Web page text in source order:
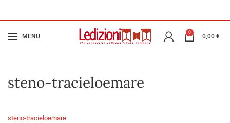
MENU
0
0,00 €
steno-tracieloemare
steno-tracieloemare